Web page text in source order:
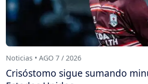
Noticias • AGO 7 / 2026
Crisóstomo sigue sumando